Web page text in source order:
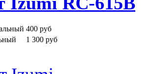
400 руб
1 300 руб